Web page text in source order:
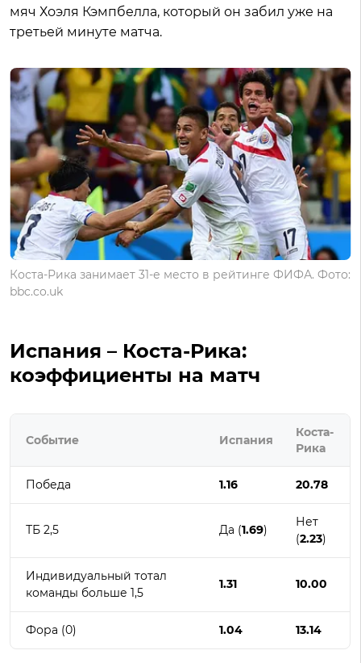
мяч Хоэля Кэмпбелла, который он забил уже на
третьей минуте матча.
Коста-Рика занимает 31-е место в рейтинге ФИФА. Фото:
bbc.co.uk
Испания – Коста-Рика:
коэффициенты на матч
Событие Испания
Коста-
Рика
Победа 1.16 20.78
ТБ 2,5 Да (1.69)
Нет
(2.23)
Индивидуальный тотал
команды больше 1,5
1.31 10.00
Фора (0) 1.04 13.14